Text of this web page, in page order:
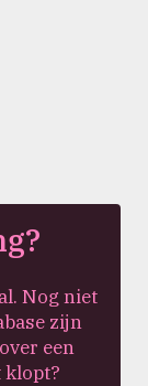
Nog niet
zijn
een
klopt?